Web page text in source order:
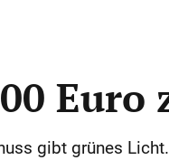
Euro
gibt grünes